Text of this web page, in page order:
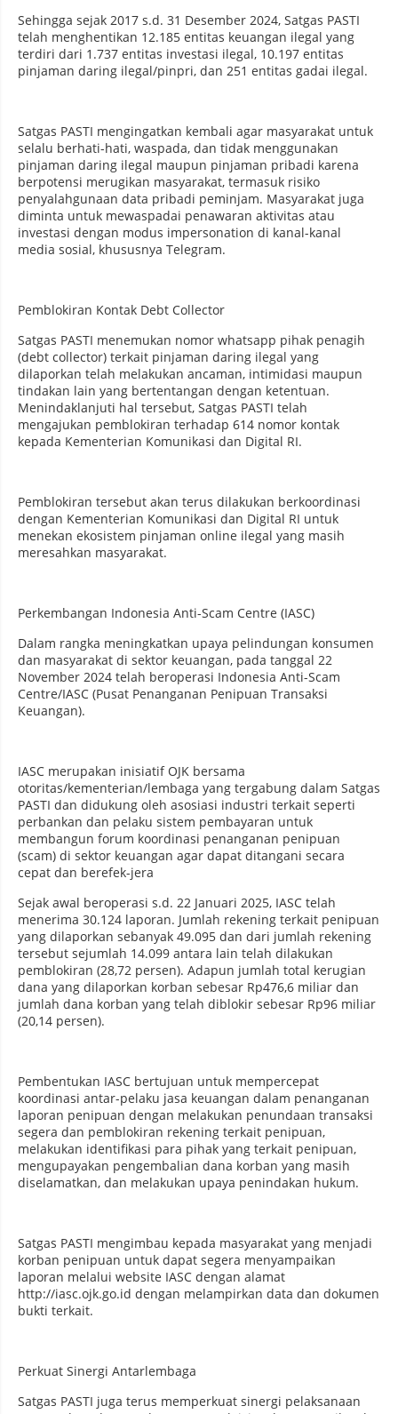
Sehingga sejak 2017 s.d. 31 Desember 2024, Satgas PASTI
telah menghentikan 12.185 entitas keuangan ilegal yang
terdiri dari 1.737 entitas investasi ilegal, 10.197 entitas
pinjaman daring ilegal/pinpri, dan 251 entitas gadai ilegal.
Satgas PASTI mengingatkan kembali agar masyarakat untuk
selalu berhati-hati, waspada, dan tidak menggunakan
pinjaman daring ilegal maupun pinjaman pribadi karena
berpotensi merugikan masyarakat, termasuk risiko
penyalahgunaan data pribadi peminjam. Masyarakat juga
diminta untuk mewaspadai penawaran aktivitas atau
investasi dengan modus impersonation di kanal-kanal
media sosial, khususnya Telegram.
Pemblokiran Kontak Debt Collector
Satgas PASTI menemukan nomor whatsapp pihak penagih
(debt collector) terkait pinjaman daring ilegal yang
dilaporkan telah melakukan ancaman, intimidasi maupun
tindakan lain yang bertentangan dengan ketentuan.
Menindaklanjuti hal tersebut, Satgas PASTI telah
mengajukan pemblokiran terhadap 614 nomor kontak
kepada Kementerian Komunikasi dan Digital RI.
Pemblokiran tersebut akan terus dilakukan berkoordinasi
dengan Kementerian Komunikasi dan Digital RI untuk
menekan ekosistem pinjaman online ilegal yang masih
meresahkan masyarakat.
Perkembangan Indonesia Anti-Scam Centre (IASC)
Dalam rangka meningkatkan upaya pelindungan konsumen
dan masyarakat di sektor keuangan, pada tanggal 22
November 2024 telah beroperasi Indonesia Anti-Scam
Centre/IASC (Pusat Penanganan Penipuan Transaksi
Keuangan).
IASC merupakan inisiatif OJK bersama
otoritas/kementerian/lembaga yang tergabung dalam Satgas
PASTI dan didukung oleh asosiasi industri terkait seperti
perbankan dan pelaku sistem pembayaran untuk
membangun forum koordinasi penanganan penipuan
(scam) di sektor keuangan agar dapat ditangani secara
cepat dan berefek-jera
Sejak awal beroperasi s.d. 22 Januari 2025, IASC telah
menerima 30.124 laporan. Jumlah rekening terkait penipuan
yang dilaporkan sebanyak 49.095 dan dari jumlah rekening
tersebut sejumlah 14.099 antara lain telah dilakukan
pemblokiran (28,72 persen). Adapun jumlah total kerugian
dana yang dilaporkan korban sebesar Rp476,6 miliar dan
jumlah dana korban yang telah diblokir sebesar Rp96 miliar
(20,14 persen).
Pembentukan IASC bertujuan untuk mempercepat
koordinasi antar-pelaku jasa keuangan dalam penanganan
laporan penipuan dengan melakukan penundaan transaksi
segera dan pemblokiran rekening terkait penipuan,
melakukan identifikasi para pihak yang terkait penipuan,
mengupayakan pengembalian dana korban yang masih
diselamatkan, dan melakukan upaya penindakan hukum.
Satgas PASTI mengimbau kepada masyarakat yang menjadi
korban penipuan untuk dapat segera menyampaikan
laporan melalui website IASC dengan alamat
http://iasc.ojk.go.id dengan melampirkan data dan dokumen
bukti terkait.
Perkuat Sinergi Antarlembaga
Satgas PASTI juga terus memperkuat sinergi pelaksanaan